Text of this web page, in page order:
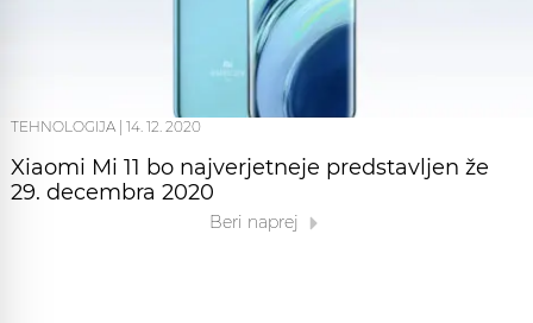
TEHNOLOGIJA 14. 12. 2020
Xiaomi Mi 11 bo najverjetneje predstavljen že
29. decembra 2020
Beri naprej